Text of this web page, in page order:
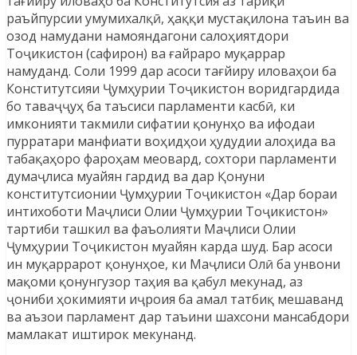
раъйпурсии умумихалқӣ, ҳаққи мустақилона таъин ва
озод намудани намояндагони салоҳиятдори
Тоҷикистон (сафирон) ва ғайраро муқаррар
намуданд. Соли 1999 дар асоси тағйиру иловаҳои ба
Конститутсияи Ҷумҳурии Тоҷикистон воридгардида
бо таваҷҷуҳ ба таъсиси парламенти касбӣ, ки
имконияти такмили сифатии қонунҳо ва ифодаи
пурратари манфиати воҳидҳои ҳудудии алоҳида ва
табақаҳоро фароҳам меовард, сохтори парламенти
думаҷлиса муайян гардид ва дар Қонуни
конститутсионии Ҷумҳурии Тоҷикистон «Дар бораи
интихоботи Маҷлиси Олии Ҷумҳурии Тоҷикистон»
тартиби ташкил ва фаъолияти Маҷлиси Олии
Ҷумҳурии Тоҷикистон муайян карда шуд. Бар асоси
ин муқаррарот қонунҳое, ки Маҷлиси Олӣ ба унвони
мақоми қонунгузор таҳия ва қабул мекунад, аз
ҷониби ҳокимияти иҷроия ба амал татбиқ мешаванд
ва аъзои парламент дар таъини шахсони мансабдори
мамлакат иштирок мекунанд.